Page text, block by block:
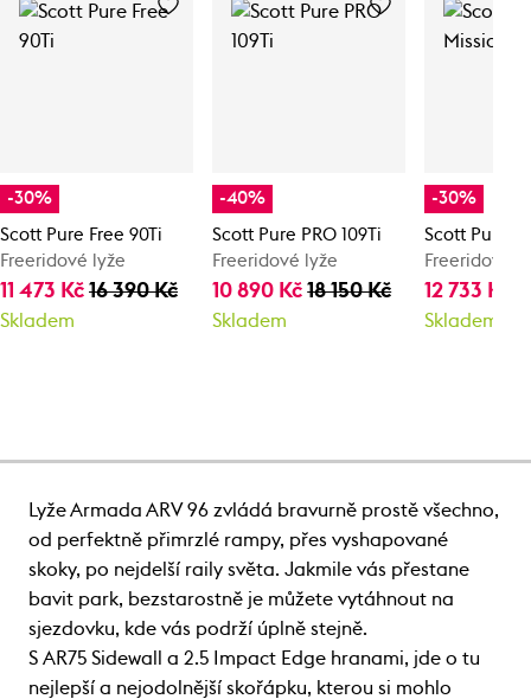
-30%
Scott Pure Free 90Ti
Freeridové lyže
11 473 Kč 16 390 Kč
Skladem
-40%
Scott Pure PRO 109Ti
Freeridové lyže
10 890 Kč18 150 Kč
Skladem
-30%
Scott Pure
Freeridové
12 733 Kč
Skladem
Lyže Armada ARV 96 zvládá bravurně prostě všechno,
od perfektně přimrzlé rampy, přes vyshapované
skoky, po nejdelší raily světa. Jakmile vás přestane
bavit park, bezstarostně je můžete vytáhnout na
sjezdovku, kde vás podrží úplně stejně.
S AR75 Sidewall a 2.5 Impact Edge hranami, jde o tu
nejlepší a nejodolnější skořápku, kterou si mohlo